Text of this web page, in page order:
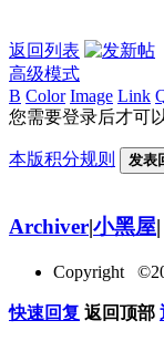
返回列表
高级模式
B Color Image Link
您需要登录后才可
本版积分规则 发表
Archiver|小黑屋|
Copyright
快速回复 返回顶部